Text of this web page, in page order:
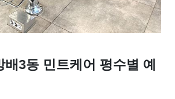
3동 민트케어 평수별 예